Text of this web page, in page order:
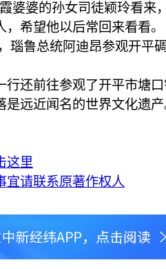
婆婆的孙女司徒颖玲看来
希望他以后常回来看看。
瑙鲁总统阿迪昂参观开平
还前往参观了开平市塘口
是远近闻名的世界文化遗
这里
宜请联系原著作权人